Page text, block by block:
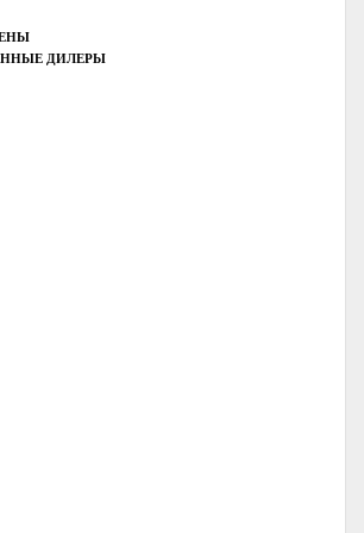
ДИЛЕРЫ